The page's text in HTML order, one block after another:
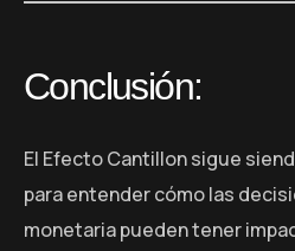
Conclusión:
El Efecto Cantillon sigue
para entender cómo las
monetaria pueden tener